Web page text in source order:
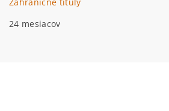
24 mesiacov